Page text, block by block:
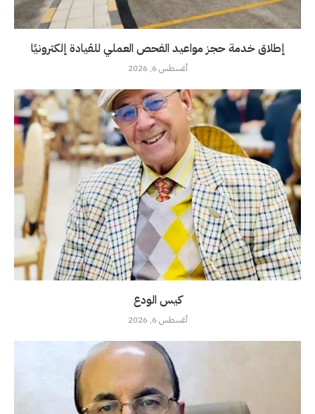
إطلاق خدمة حجز مواعيد الفحص العملي للقيادة إلكترونيًا
أغسطس 6, 2026
كيس الودع
أغسطس 6, 2026